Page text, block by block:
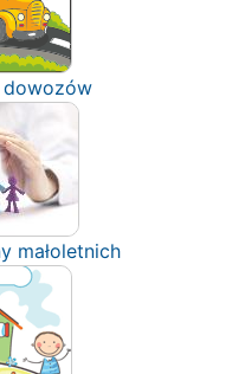
dowozów
małoletnich